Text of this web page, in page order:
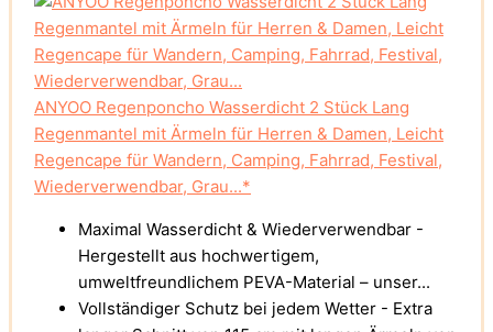
ANYOO Regenponcho Wasserdicht 2 Stück Lang
Regenmantel mit Ärmeln für Herren & Damen, Leicht
Regencape für Wandern, Camping, Fahrrad, Festival,
Wiederverwendbar, Grau...*
Maximal Wasserdicht & Wiederverwendbar -
Hergestellt aus hochwertigem,
umweltfreundlichem PEVA-Material – unser...
Vollständiger Schutz bei jedem Wetter - Extra